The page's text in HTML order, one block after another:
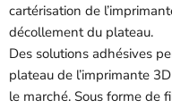
cartérisation de
décollement du plateau.
Des solutions adhésives
plateau de l’imprimante
le marché. Sous forme de